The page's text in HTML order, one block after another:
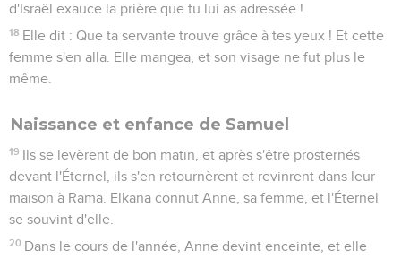
d'Israël exauce la prière que tu lui as adressée !
18 Elle dit : Que ta servante trouve grâce à tes yeux ! Et cette
femme s'en alla. Elle mangea, et son visage ne fut plus le
même.
Naissance et enfance de Samuel
19 Ils se levèrent de bon matin, et après s'être prosternés
devant l'Éternel, ils s'en retournèrent et revinrent dans leur
maison à Rama. Elkana connut Anne, sa femme, et l'Éternel
se souvint d'elle.
20 Dans le cours de l'année, Anne devint enceinte, et elle